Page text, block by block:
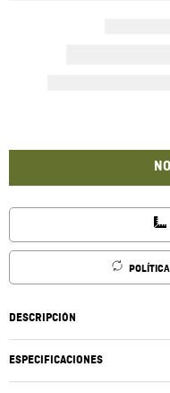
DESCRIPCIÓN
ESPECIFICACIONES